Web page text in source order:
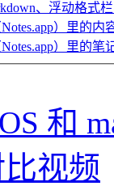
、浮动格式
）里的
）里的笔
和
比视频